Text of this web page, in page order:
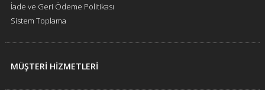
İade ve Geri Ödeme Politikası
Sistem Toplama
MÜŞTERİ HİZMETLERİ